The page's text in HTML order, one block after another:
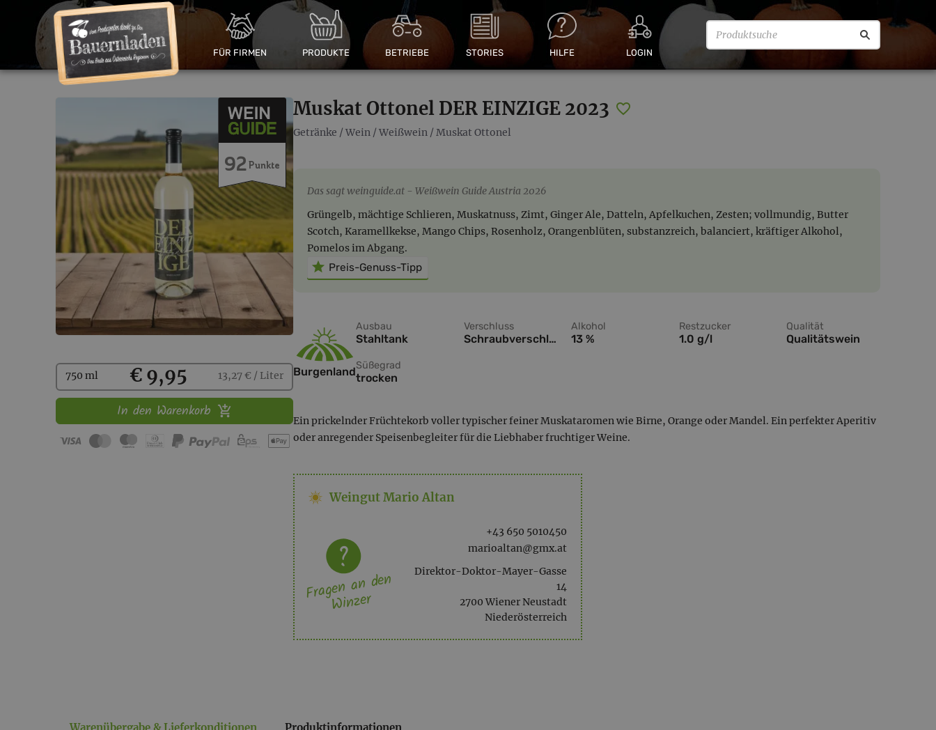
FÜR FIRMEN PRODUKTE BETRIEBE STORIES HILFE LOGIN
92Punkte
Kaufen
750 ml € 9,95 13,27 € / Liter
In den Warenkorb
Muskat Ottonel DER EINZIGE 2023
Getränke /Wein /Weißwein /Muskat Ottonel
Das sagt weinguide.at
Weißwein Guide Austria 2026
Grüngelb, mächtige Schlieren, Muskatnuss, Zimt, Ginger Ale, Datteln, Apfelkuchen, Zesten; vollmundig, Butter
Scotch, Karamellkekse, Mango Chips, Rosenholz, Orangenblüten, substanzreich, balanciert, kräftiger Alkohol,
Pomelos im Abgang.
Preis-Genuss-Tipp
Burgenland
Ausbau
Stahltank
Verschluss
Schraubverschluss
Alkohol
13 %
Restzucker
1.0 g/l
Qualität
Qualitätswein
Süßegrad
trocken
Ein prickelnder Früchtekorb voller typischer feiner Muskataromen wie Birne, Orange oder Mandel. Ein perfekter Aperitiv
oder anregender Speisenbegleiter für die Liebhaber fruchtiger Weine.
Weingut Mario Altan
+43 650 5010450
marioaltan@gmx.at
Direktor-Doktor-Mayer-Gasse
14
2700 Wiener Neustadt
Niederösterreich
Fragen an den
Winzer